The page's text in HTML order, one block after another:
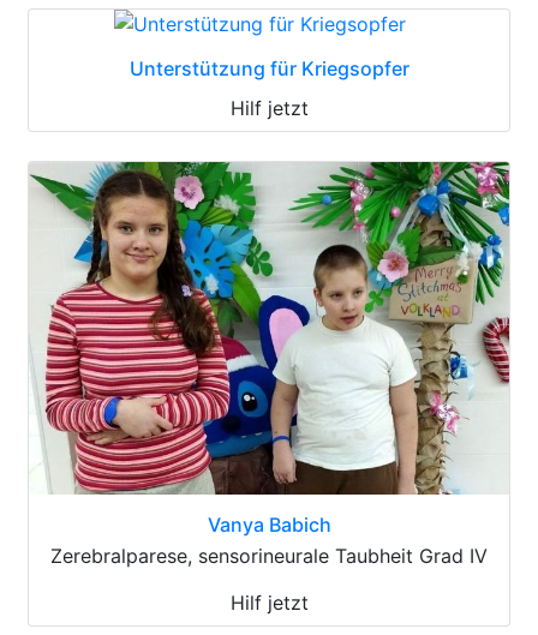
Unterstützung für Kriegsopfer
Hilf jetzt
Vanya Babich
Zerebralparese, sensorineurale Taubheit Grad IV
Hilf jetzt